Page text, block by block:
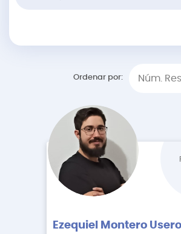
Ordenar por: Núm.
Ezequiel Montero Usero